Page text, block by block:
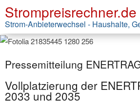
Strompreisrechner.de
Strom-Anbieterwechsel - Haushalte,
Pressemitteilung
Vollplatzierung der
2033 und 2035